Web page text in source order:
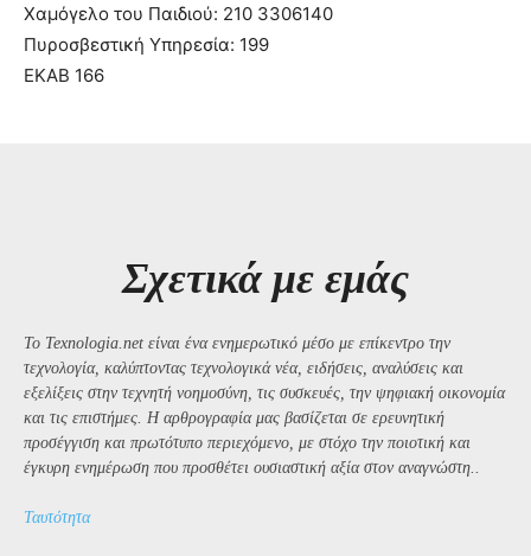
Χαμόγελο του Παιδιού: 210 3306140
Πυροσβεστική Υπηρεσία: 199
ΕΚΑΒ 166
Σχετικά με εμάς
Το Texnologia.net είναι ένα ενημερωτικό μέσο με επίκεντρο την
τεχνολογία, καλύπτοντας τεχνολογικά νέα, ειδήσεις, αναλύσεις και
εξελίξεις στην τεχνητή νοημοσύνη, τις συσκευές, την ψηφιακή οικονομία
και τις επιστήμες. Η αρθρογραφία μας βασίζεται σε ερευνητική
προσέγγιση και πρωτότυπο περιεχόμενο, με στόχο την ποιοτική και
έγκυρη ενημέρωση που προσθέτει ουσιαστική αξία στον αναγνώστη..
Ταυτότητα